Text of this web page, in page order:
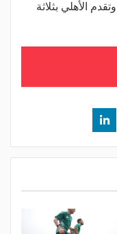
الأهلي بثلاثة